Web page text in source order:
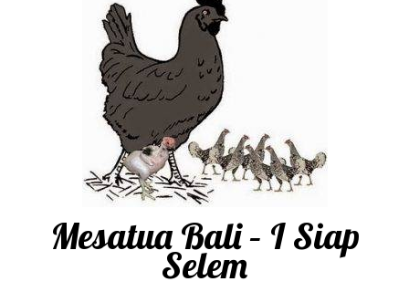
Mesatua Bali – I Siap
Selem